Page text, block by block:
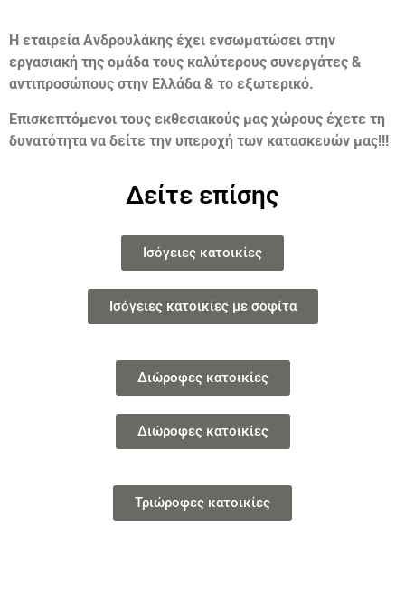
Η εταιρεία Ανδρουλάκης έχει ενσωματώσει στην
εργασιακή της ομάδα τους καλύτερους συνεργάτες &
αντιπροσώπους στην Ελλάδα & το εξωτερικό.
Επισκεπτόμενοι τους εκθεσιακούς μας χώρους έχετε τη
δυνατότητα να δείτε την υπεροχή των κατασκευών μας!!!
Δείτε επίσης
Ισόγειες κατοικίες
Ισόγειες κατοικίες με σοφίτα
Διώροφες κατοικίες
Διώροφες κατοικίες
Τριώροφες κατοικίες